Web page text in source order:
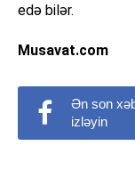
edə bilər.
Musavat.com
Ən son
izləyin